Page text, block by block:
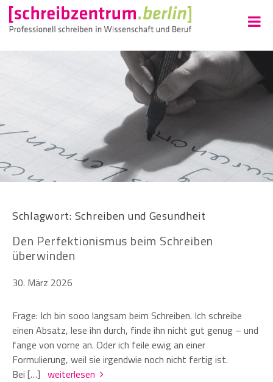
Schlagwort: Schreiben und Gesundheit
Den Perfektionismus beim Schreiben
überwinden
30. März 2026
Frage: Ich bin sooo langsam beim Schreiben. Ich schreibe
einen Absatz, lese ihn durch, finde ihn nicht gut genug – und
fange von vorne an. Oder ich feile ewig an einer
Formulierung, weil sie irgendwie noch nicht fertig ist.
Bei […] weiterlesen